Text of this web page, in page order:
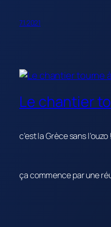
7.1.2021
Le chantier
c’est la Grèce sans l’ouzo !
ça commence par une